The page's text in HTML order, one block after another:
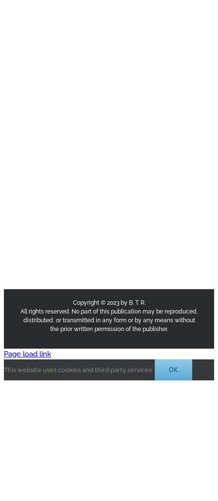
Copyright © 2023 by B. T. R.
All rights reserved. No part of this publication may be reproduced,
distributed, or transmitted in any form or by any means without
the prior written permission of the publisher.
Page load link
This website uses cookies and third party services. OK